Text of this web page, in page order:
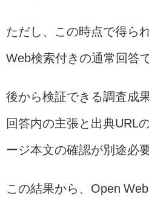
ただし、この時点で得ら
Web検索付きの通常回答
後から検証できる調査成
回答内の主張と出典URL
ージ本文の確認が別途必
この結果から、Open